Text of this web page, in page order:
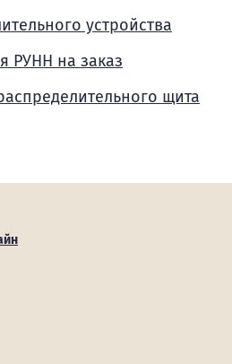
устройства
РУНН на заказ
щита